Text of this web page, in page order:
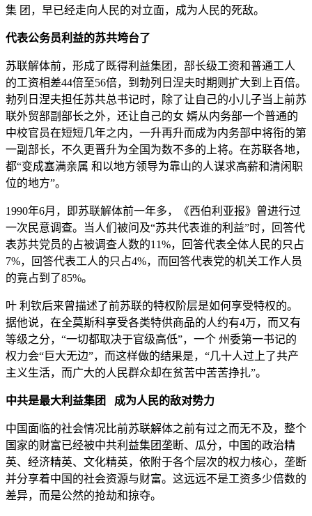
集 团，早已经走向人民的对立面，成为人民的死敌。
代表公务员利益的苏共垮台了
苏联解体前，形成了既得利益集团，部长级工资和普通工人
的工资相差44倍至56倍，到勃列日涅夫时期则扩大到上百倍。
勃列日涅夫担任苏共总书记时，除了让自己的小儿子当上前苏
联外贸部副部长之外，还让自己的女 婿从内务部一个普通的
中校官员在短短几年之内，一升再升而成为内务部中将衔的第
一副部长，不久更晋升为全国为数不多的上将。在苏联各地，
都“变成塞满亲属 和以地方领导为靠山的人谋求高薪和清闲职
位的地方”。
1990年6月，即苏联解体前一年多，《西伯利亚报》曾进行过
一次民意调查。当人们被问及“苏共代表谁的利益”时，回答代
表苏共党员的占被调查人数的11%，回答代表全体人民的只占
7%，回答代表工人的只占4%，而回答代表党的机关工作人员
的竟占到了85%。
叶 利钦后来曾描述了前苏联的特权阶层是如何享受特权的。
据他说，在全莫斯科享受各类特供商品的人约有4万，而又有
等级之分，“一切都取决于官级高低”，一个 州委第一书记的
权力会“巨大无边”，而这样做的结果是，“几十人过上了共产
主义生活，而广大的人民群众却在贫苦中苦苦挣扎”。
中共是最大利益集团 成为人民的敌对势力
中国面临的社会情况比前苏联解体之前有过之而无不及，整个
国家的财富已经被中共利益集团垄断、瓜分，中国的政治精
英、经济精英、文化精英，依附于各个层次的权力核心，垄断
并分享着中国的社会资源与财富。这远远不是工资多少倍数的
差异，而是公然的抢劫和掠夺。